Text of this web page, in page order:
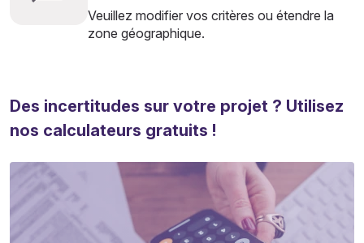
Veuillez modifier vos critères ou étendre la
zone géographique.
Des incertitudes sur votre projet ? Utilisez
nos calculateurs gratuits !